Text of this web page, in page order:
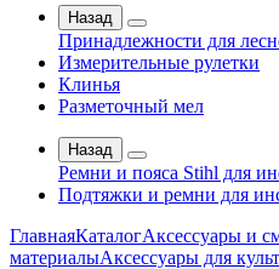
Назад
Принадлежности для
Измерительные рулетки
Клинья
Разметочный мел
Назад
Ремни и пояса Stihl для
Подтяжки и ремни для
ГлавнаяКаталогАксессуары и
материалыАксессуары для